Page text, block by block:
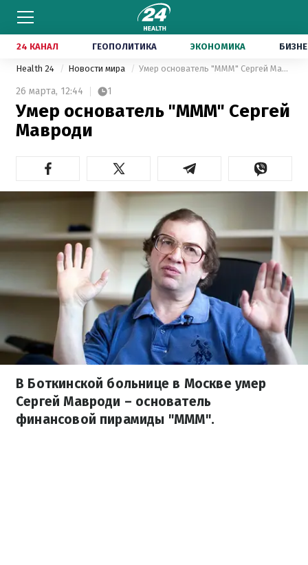
24 КАНАЛ ГЕОПОЛИТИКА ЭКОНОМИКА
Health 24 Новости мира Умер основатель "МММ" Сергей Мавроди
26 марта, 12:44 1
Умер основатель "МММ" Сергей
Мавроди
В Боткинской больнице в Москве умер
Сергей Мавроди – основатель
финансовой пирамиды "МММ".